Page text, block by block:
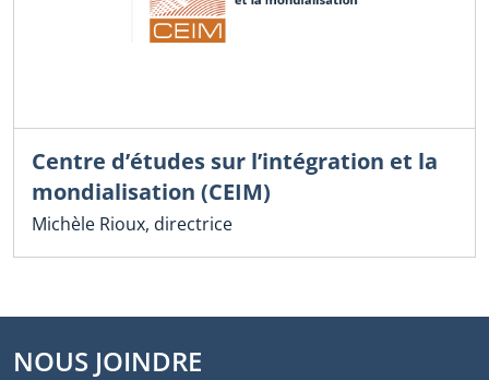
Centre d’études sur l’intégration et la
mondialisation (CEIM)
Michèle Rioux, directrice
NOUS JOINDRE